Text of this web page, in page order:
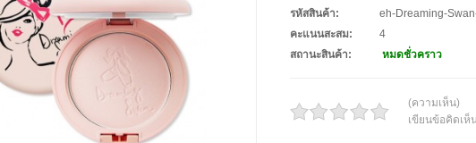
รหัสสินค้า:
eh-Dreaming-
คะแนนสะสม:
4
สถานะสินค้า:
หมดชั่วคราว
(ความเห็น)
เขียนข้อคิดเห็